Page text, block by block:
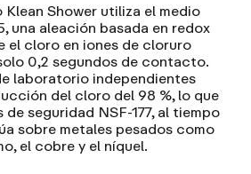
Klean Shower utiliza el medio
una aleación basada en redox
el cloro en iones de cloruro
0,2 segundos de contacto.
laboratorio independientes
del cloro del 98 %, lo que
de seguridad NSF-177, al tiempo
sobre metales pesados como
el cobre y el níquel.